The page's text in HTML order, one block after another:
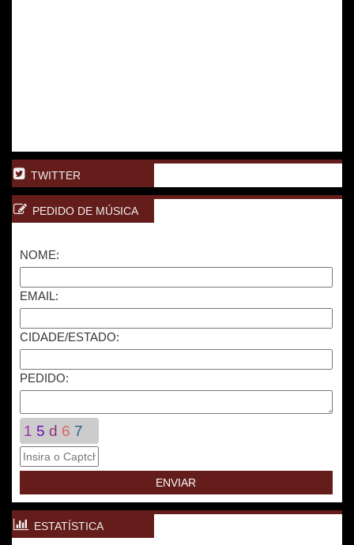
TWITTER
PEDIDO DE MÚSICA
NOME:
EMAIL:
CIDADE/ESTADO:
PEDIDO:
1 5 d 6 7
ESTATÍSTICA